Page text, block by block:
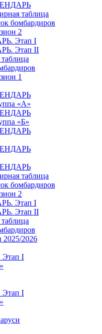
таблица
бомбардиров
2
Этап I
Этап II
1
«А»
«Б»
таблица
бомбардиров
2
Этап I
Этап II
2025/2026
Этап I
Этап I